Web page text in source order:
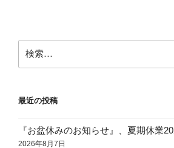
ン
索:
最近の投稿
『お盆休みのお知らせ』、夏期休業
2026年8月7日